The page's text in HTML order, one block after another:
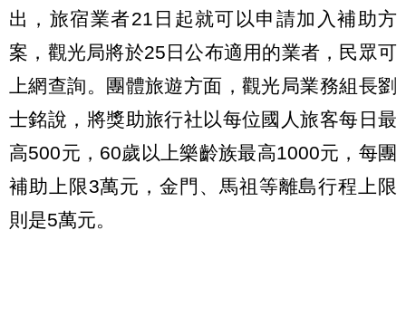
出，旅宿業者21日起就可以申請加入補助方
案，觀光局將於25日公布適用的業者，民眾可
上網查詢。團體旅遊方面，觀光局業務組長劉
士銘說，將獎助旅行社以每位國人旅客每日最
高500元，60歲以上樂齡族最高1000元，每團
補助上限3萬元，金門、馬祖等離島行程上限
則是5萬元。